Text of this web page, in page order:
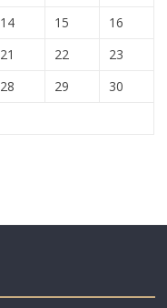
14 15
16
21 22
23
28 29
30